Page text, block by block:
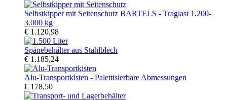
Selbstkipper mit Seitenschutz BARTELS - Traglast 1.200-
3.000 kg
€ 1.120,98
Spänebehälter aus Stahlblech
€ 1.185,24
Alu-Transportkisten - Palettisierbare Abmessungen
€ 178,50